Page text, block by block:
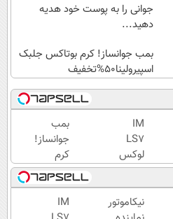
جوانی را به پوست خود هدیه
دهید...
بمب جوانساز! کرم بوتاکس جلبک
اسپیرولینا50%تخفیف
IM
LS7
لوکس
ترین
شاسی
بلند
بمب
جوانساز!
کرم
بوتاکس
جلبک
اسپیرولینا50%تخفیف
نیکاموتور
IM